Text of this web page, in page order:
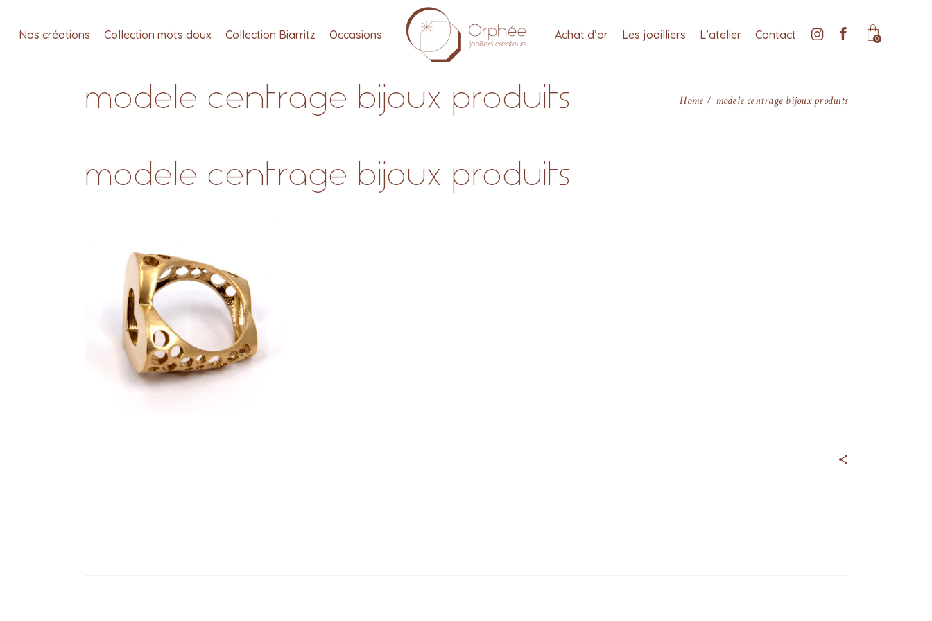
Nos créations Collection mots doux Collection Biarritz Occasions Achat d’or Les joailliers L’atelier Contact 0
modele centrage bijoux produits Home modele centrage bijoux produits
modele centrage bijoux produits